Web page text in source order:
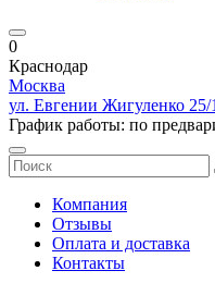
0
Краснодар
Москва
ул. Евгении Жигуленко 25/1
График работы: по
Компания
Отзывы
Оплата и доставка
Контакты